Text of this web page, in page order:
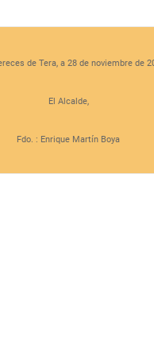
de Tera, a 28 de noviembre de
El Alcalde,
Fdo. : Enrique Martín Boya